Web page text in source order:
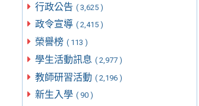
行政公告 ( 3,625 )
政令宣導 ( 2,415 )
榮譽榜 ( 113 )
學生活動訊息 ( 2,977 )
教師研習活動 ( 2,196 )
新生入學 ( 90 )